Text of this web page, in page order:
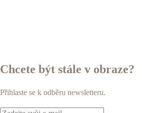
Chcete být stále v obraze?
Přihlaste se k odběru newsletteru.